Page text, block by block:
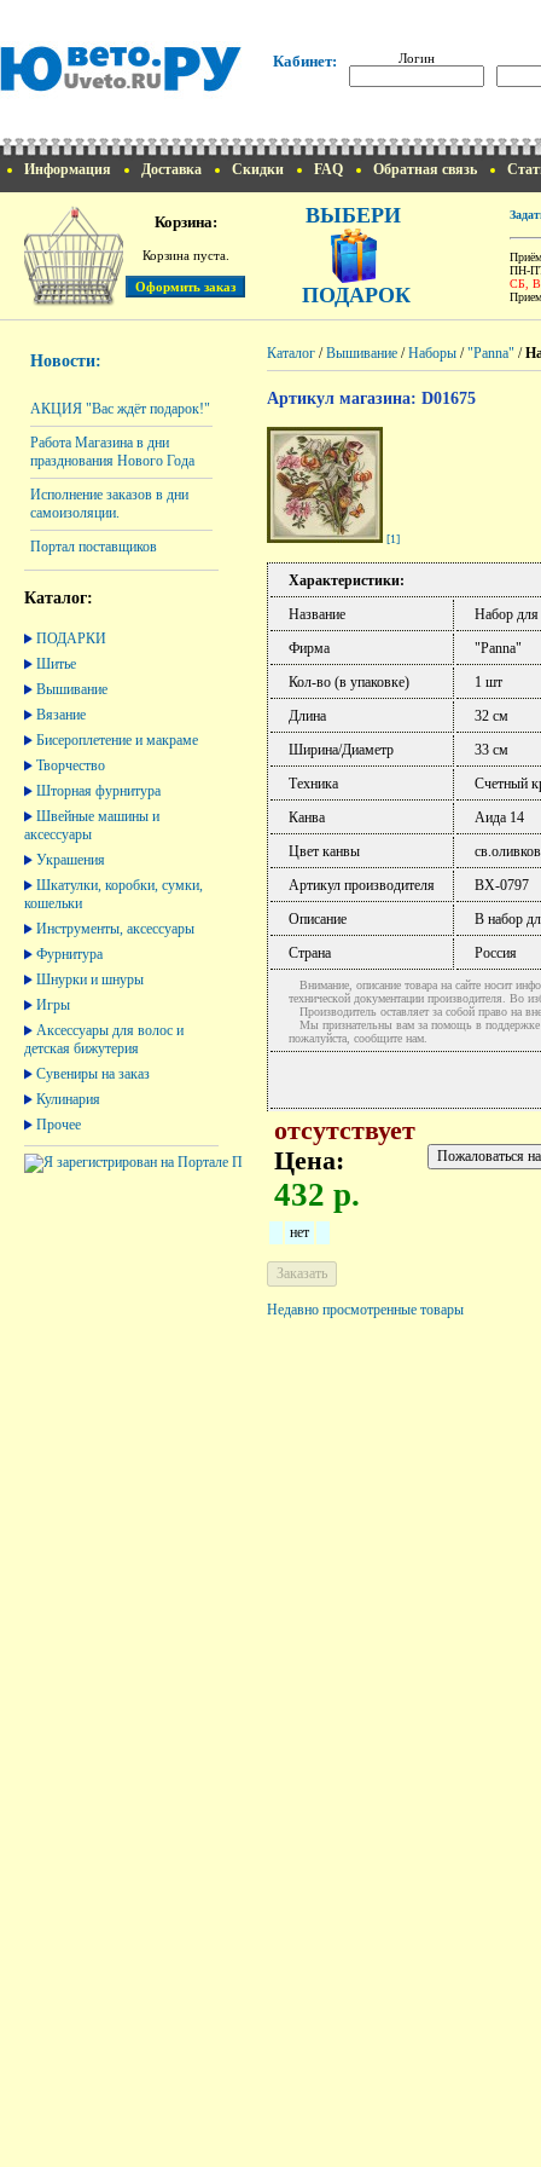
Кабинет: Логин
Информация Доставка Скидки FAQ Обратная связь
Корзина:
Корзина пуста.
ВЫБЕРИ
ПОДАРОК
ПН-
СБ,
Новости:
АКЦИЯ "Вас ждёт подарок!"
Работа Магазина в дни
празднования Нового Года
Исполнение заказов в дни
самоизоляции.
Портал поставщиков
Каталог:
ПОДАРКИ
Шитье
Вышивание
Вязание
Бисероплетение и макраме
Творчество
Шторная фурнитура
Швейные машины и
аксессуары
Украшения
Шкатулки, коробки, сумки,
кошельки
Инструменты, аксессуары
Фурнитура
Шнурки и шнуры
Игры
Аксессуары для волос и
детская бижутерия
Сувениры на заказ
Кулинария
Прочее
Каталог /Вышивание /Наборы /"Panna" /
Артикул магазина: D01675
[1]
Характеристики:
Название
Набор для
Фирма
"Panna"
Кол-во (в упаковке)
1 шт
Длина
32 см
Ширина/Диаметр
33 см
Техника
Счетный
Канва
Аида 14
Цвет канвы
Артикул производителя
ВХ-0797
Описание
В набор
Страна
Россия
Внимание, описание товара на сайте носит
технической документации производителя. Во
Производитель оставляет за собой право на
Мы признательны вам за помощь в поддержке
пожалуйста, сообщите нам.
отсутствует
Цена:
432 р.
нет
Недавно просмотренные товары